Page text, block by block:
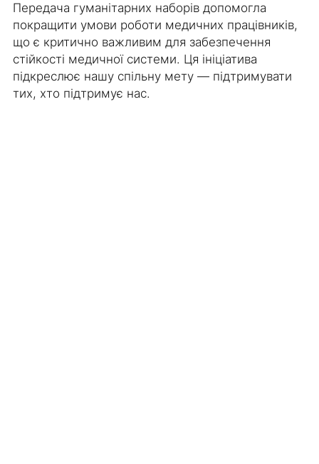
Передача гуманітарних наборів допомогла
покращити умови роботи медичних працівників,
що є критично важливим для забезпечення
стійкості медичної системи. Ця ініціатива
підкреслює нашу спільну мету — підтримувати
тих, хто підтримує нас.